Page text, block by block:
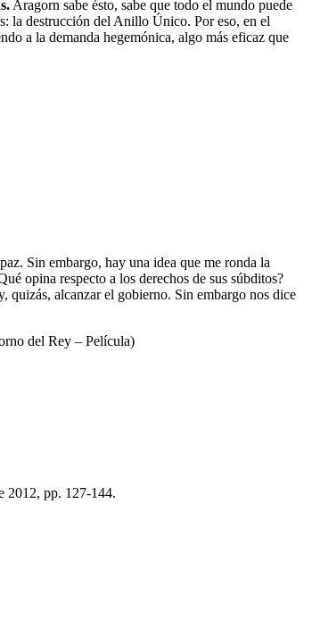
Aragorn sabe ésto, sabe que todo el mundo puede
la destrucción del Anillo Único. Por eso, en el
a la demanda hegemónica, algo más eficaz que
Sin embargo, hay una idea que me ronda la
opina respecto a los derechos de sus súbditos?
quizás, alcanzar el gobierno. Sin embargo nos dice
del Rey – Película)
2012, pp. 127-144.